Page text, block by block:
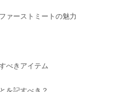
ァーストミートの魅力
べきアイテム